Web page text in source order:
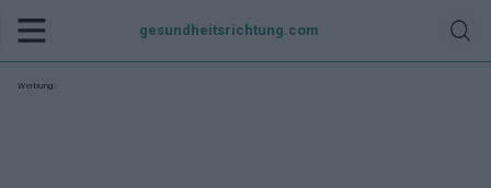
gesundheitsrichtung.com
Werbung: